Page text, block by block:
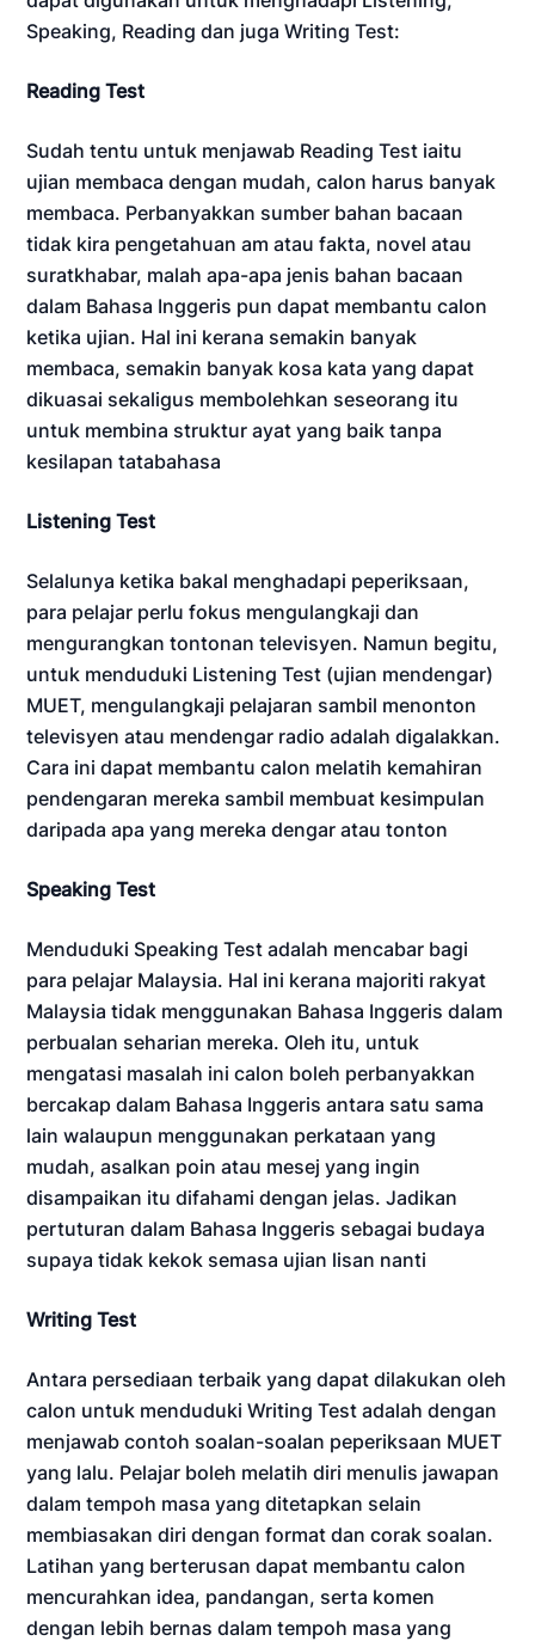
Speaking, Reading dan juga Writing Test:
Reading Test
Sudah tentu untuk menjawab Reading Test iaitu
ujian membaca dengan mudah, calon harus banyak
membaca. Perbanyakkan sumber bahan bacaan
tidak kira pengetahuan am atau fakta, novel atau
suratkhabar, malah apa-apa jenis bahan bacaan
dalam Bahasa Inggeris pun dapat membantu calon
ketika ujian. Hal ini kerana semakin banyak
membaca, semakin banyak kosa kata yang dapat
dikuasai sekaligus membolehkan seseorang itu
untuk membina struktur ayat yang baik tanpa
kesilapan tatabahasa
Listening Test
Selalunya ketika bakal menghadapi peperiksaan,
para pelajar perlu fokus mengulangkaji dan
mengurangkan tontonan televisyen. Namun begitu,
untuk menduduki Listening Test (ujian mendengar)
MUET, mengulangkaji pelajaran sambil menonton
televisyen atau mendengar radio adalah digalakkan.
Cara ini dapat membantu calon melatih kemahiran
pendengaran mereka sambil membuat kesimpulan
daripada apa yang mereka dengar atau tonton
Speaking Test
Menduduki Speaking Test adalah mencabar bagi
para pelajar Malaysia. Hal ini kerana majoriti rakyat
Malaysia tidak menggunakan Bahasa Inggeris dalam
perbualan seharian mereka. Oleh itu, untuk
mengatasi masalah ini calon boleh perbanyakkan
bercakap dalam Bahasa Inggeris antara satu sama
lain walaupun menggunakan perkataan yang
mudah, asalkan poin atau mesej yang ingin
disampaikan itu difahami dengan jelas. Jadikan
pertuturan dalam Bahasa Inggeris sebagai budaya
supaya tidak kekok semasa ujian lisan nanti
Writing Test
Antara persediaan terbaik yang dapat dilakukan oleh
calon untuk menduduki Writing Test adalah dengan
menjawab contoh soalan-soalan peperiksaan MUET
yang lalu. Pelajar boleh melatih diri menulis jawapan
dalam tempoh masa yang ditetapkan selain
membiasakan diri dengan format dan corak soalan.
Latihan yang berterusan dapat membantu calon
mencurahkan idea, pandangan, serta komen
dengan lebih bernas dalam tempoh masa yang